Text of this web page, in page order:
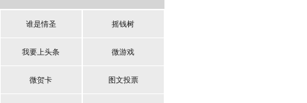
谁是情圣 摇钱树
我要上头条 微游戏
微贺卡 图文投票